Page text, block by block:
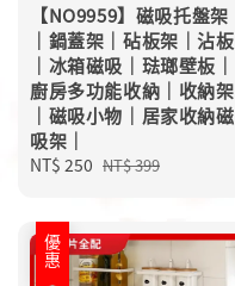
【NO9959】磁吸托盤架
｜鍋蓋架｜砧板架｜沾板
｜冰箱磁吸｜琺瑯壁板｜
廚房多功能收納｜收納架
｜磁吸小物｜居家收納磁
吸架｜
Sale
NT$ 250 Regular
NT$ 399
優惠